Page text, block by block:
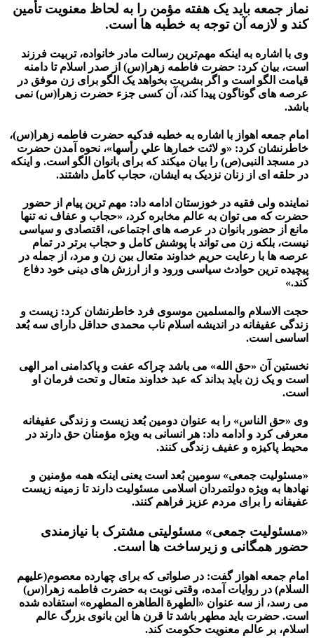
نماز جمعه باید یک هفته مؤمن را به لحاظ معنویت تأمین
کند و لازمه آن توجه به خطبه ها است.
وی با اشاره به اینکه مهم‌ترین رسالت مادر خانواده، تربیت فرزند
است، بیان کرد: حضرت فاطمه زهرا(س) از صدر اسلام تا دامنه
قیامت الگو است و اگر بشریت بخواهد یک الگو برای زن موفق در
عرصه های گوناگون پیدا کند، آن کسی جزء حضرت زهرا(س) نمی
باشد.
امام جمعه اهواز با اشاره به خطبه فدکیه حضرت فاطمه زهرا(س)،
خاطرنشان کرد: «و لاثت خمارها علي رأسها»، نحوه آمدن حضرت
در مسجد النبی(ص) را بیان میکند که برای بانوان الگو است. و اینکه
در حلقه ای از زنان نزدیک به ایشان، حجاب کامل داشتند.
نماینده ولی فقیه در خوزستان ادامه داد: مهم ترین پیام از حضور
حضرت که می توان به عالم مخابره کرد، «حجاب و عفاف نه تنها
مانع از حضور بانوان در عرصه های اجتماعی، اقتصادی و سیاسی
نیست، بلکه زن می تواند با پوشش کامل و حجاب برتر در تمام
عرصه ها با رعایت حریم خداوند متعال بین زن و مرد، از جمله در
پیچیده ترین حوادث سیاسی ورود و از ارزش های دینی خود دفاع
کند.»
حجت الاسلام والمسلمین موسوی فرد خاطرنشان کرد: زیست و
زندگی عفیفانه در اندیشه اسلام ناب محمدی حداقل دارای سه بُعد
اساسی است.
نخستین آن «حق الله» می باشد چراکه عفت و پاکدامنی امر الهی
است و یک زن باید بداند که عبد خداوند متعال و تحت فرمان او
است.
وی «حق الناس» را به عنوان دومین بُعد زیست و زندگی عفیفانه
معرفی کرد و ادامه داد: هر انسانی به ویژه مؤمنان حق دارند در
محیط پاکیزه و عفیف زندگی کنند.
«مسئولیت جمعی» سومین بُعد است یعنی اینکه همه مؤمنین و
نهادها به ویژه دولتمردان اسلامی مسئولیت دارند تا زمینه زیست
عفیفانه را برای مردم عزیز فراهم کنند.
«مسئولیت جمعی» مسئولیتی مشترک با نیازمندی
حضور همگانی و زیرساخت ها است.
امام جمعه اهواز گفت: در صلواتی که برای چهارده معصوم(علیهم
السلام) در روایات آمده، وقتی نوبت به حضرت فاطمه زهرا(س)
می رسد، از سه عنوان «الطهرة الطاهره المطهره» استفاده شده
است. حضرت باید مطهر باشد تا قرن ها این بانوی بزرگ عالم
اسلام، بر عالم معنویت حکومت کند.